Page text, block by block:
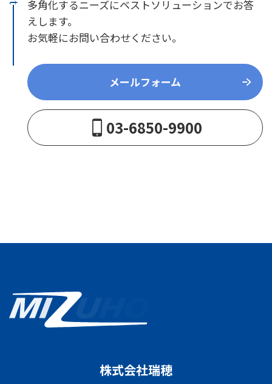
多角化するニーズにベストソリューションでお答
えします。
お気軽にお問い合わせください。
メールフォーム
03-6850-9900
株式会社瑞穂